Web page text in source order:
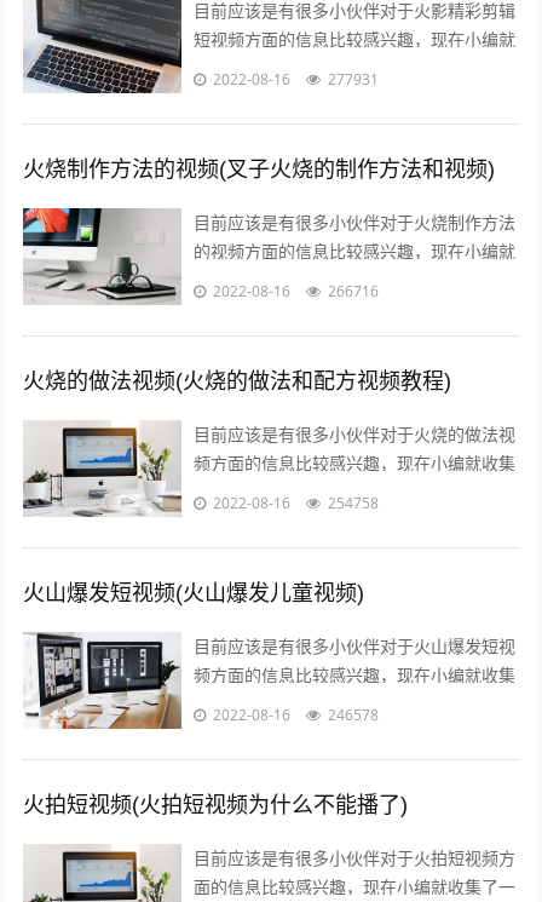
目前应该是有很多小伙伴对于火影精彩剪辑
短视频方面的信息比较感兴趣，现在小编就
收集了一些与火影剪辑短视频十几秒相关的
2022-08-16 277931
火烧制作方法的视频(叉子火烧的制作方法和视频)
目前应该是有很多小伙伴对于火烧制作方法
的视频方面的信息比较感兴趣，现在小编就
收集了一些与叉子火烧的制作方法和视频相
2022-08-16 266716
火烧的做法视频(火烧的做法和配方视频教程)
目前应该是有很多小伙伴对于火烧的做法视
频方面的信息比较感兴趣，现在小编就收集
了一些与火烧的做法和配方视频教程相关的
2022-08-16 254758
火山爆发短视频(火山爆发儿童视频)
目前应该是有很多小伙伴对于火山爆发短视
频方面的信息比较感兴趣，现在小编就收集
了一些与火山爆发儿童视频相关的信息来分
2022-08-16 246578
火拍短视频(火拍短视频为什么不能播了)
目前应该是有很多小伙伴对于火拍短视频方
面的信息比较感兴趣，现在小编就收集了一